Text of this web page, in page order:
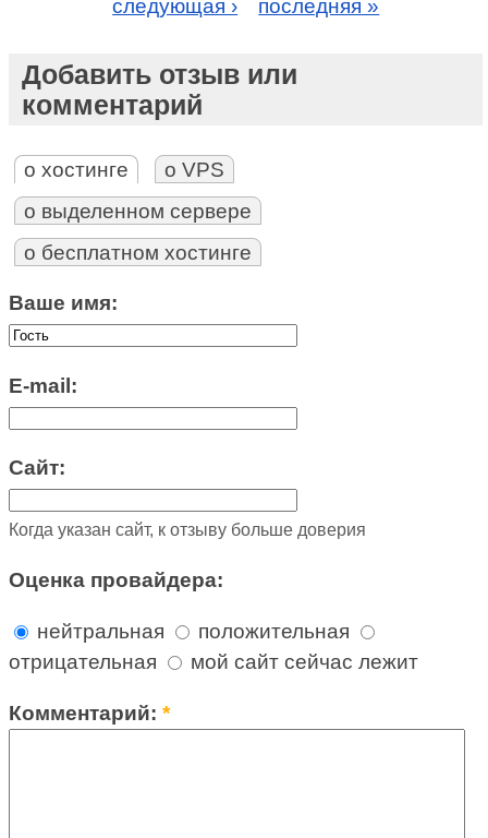
следующая › последняя »
Добавить отзыв или
комментарий
о хостинге
о VPS
о выделенном сервере
о бесплатном хостинге
Ваше имя:
E-mail:
Сайт:
Когда указан сайт, к отзыву больше доверия
Оценка провайдера:
нейтральная
положительная
отрицательная
мой сайт сейчас лежит
Комментарий:*